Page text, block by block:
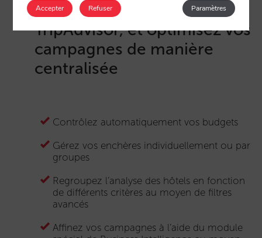
facilement sur trivago et
TripAdvisor, et optimisez vos
campagnes de manière
centralisée
Contrôlez automatiquement vos budgets
Gérez vos enchères individuellement ou par
groupes
Regroupez l’analyse des hôtels en fonction
de différents critères au moyen de filtres
avancés
Affinez vos campagnes à l’aide du module
Accepter Paramètres
Refuser